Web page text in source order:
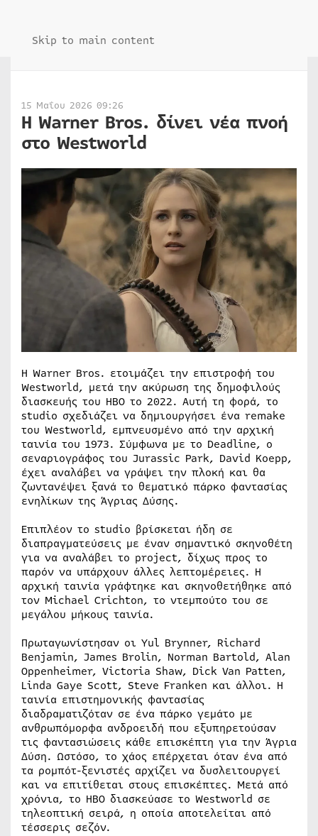
Skip to main content
15 Μαΐου 2026 09:26
Η Warner Bros. δίνει νέα πνοή
στο Westworld
Η Warner Bros. ετοιμάζει την επιστροφή του
Westworld, μετά την ακύρωση της δημοφιλούς
διασκευής του HBO το 2022. Αυτή τη φορά, το
studio σχεδιάζει να δημιουργήσει ένα remake
του Westworld, εμπνευσμένο από την αρχική
ταινία του 1973. Σύμφωνα με το Deadline, ο
σεναριογράφος του Jurassic Park, David Koepp,
έχει αναλάβει να γράψει την πλοκή και θα
ζωντανέψει ξανά το θεματικό πάρκο φαντασίας
ενηλίκων της Άγριας Δύσης.
Επιπλέον το studio βρίσκεται ήδη σε
διαπραγματεύσεις με έναν σημαντικό σκηνοθέτη
για να αναλάβει το project, δίχως προς το
παρόν να υπάρχουν άλλες λεπτομέρειες. Η
αρχική ταινία γράφτηκε και σκηνοθετήθηκε από
τον Michael Crichton, το ντεμπούτο του σε
μεγάλου μήκους ταινία.
Πρωταγωνίστησαν οι Yul Brynner, Richard
Benjamin, James Brolin, Norman Bartold, Alan
Oppenheimer, Victoria Shaw, Dick Van Patten,
Linda Gaye Scott, Steve Franken και άλλοι. Η
ταινία επιστημονικής φαντασίας
διαδραματιζόταν σε ένα πάρκο γεμάτο με
ανθρωπόμορφα ανδροειδή που εξυπηρετούσαν
τις φαντασιώσεις κάθε επισκέπτη για την Άγρια
Δύση. Ωστόσο, το χάος επέρχεται όταν ένα από
τα ρομπότ-ξενιστές αρχίζει να δυσλειτουργεί
και να επιτίθεται στους επισκέπτες. Μετά από
χρόνια, το HBO διασκεύασε το Westworld σε
τηλεοπτική σειρά, η οποία αποτελείται από
τέσσερις σεζόν.